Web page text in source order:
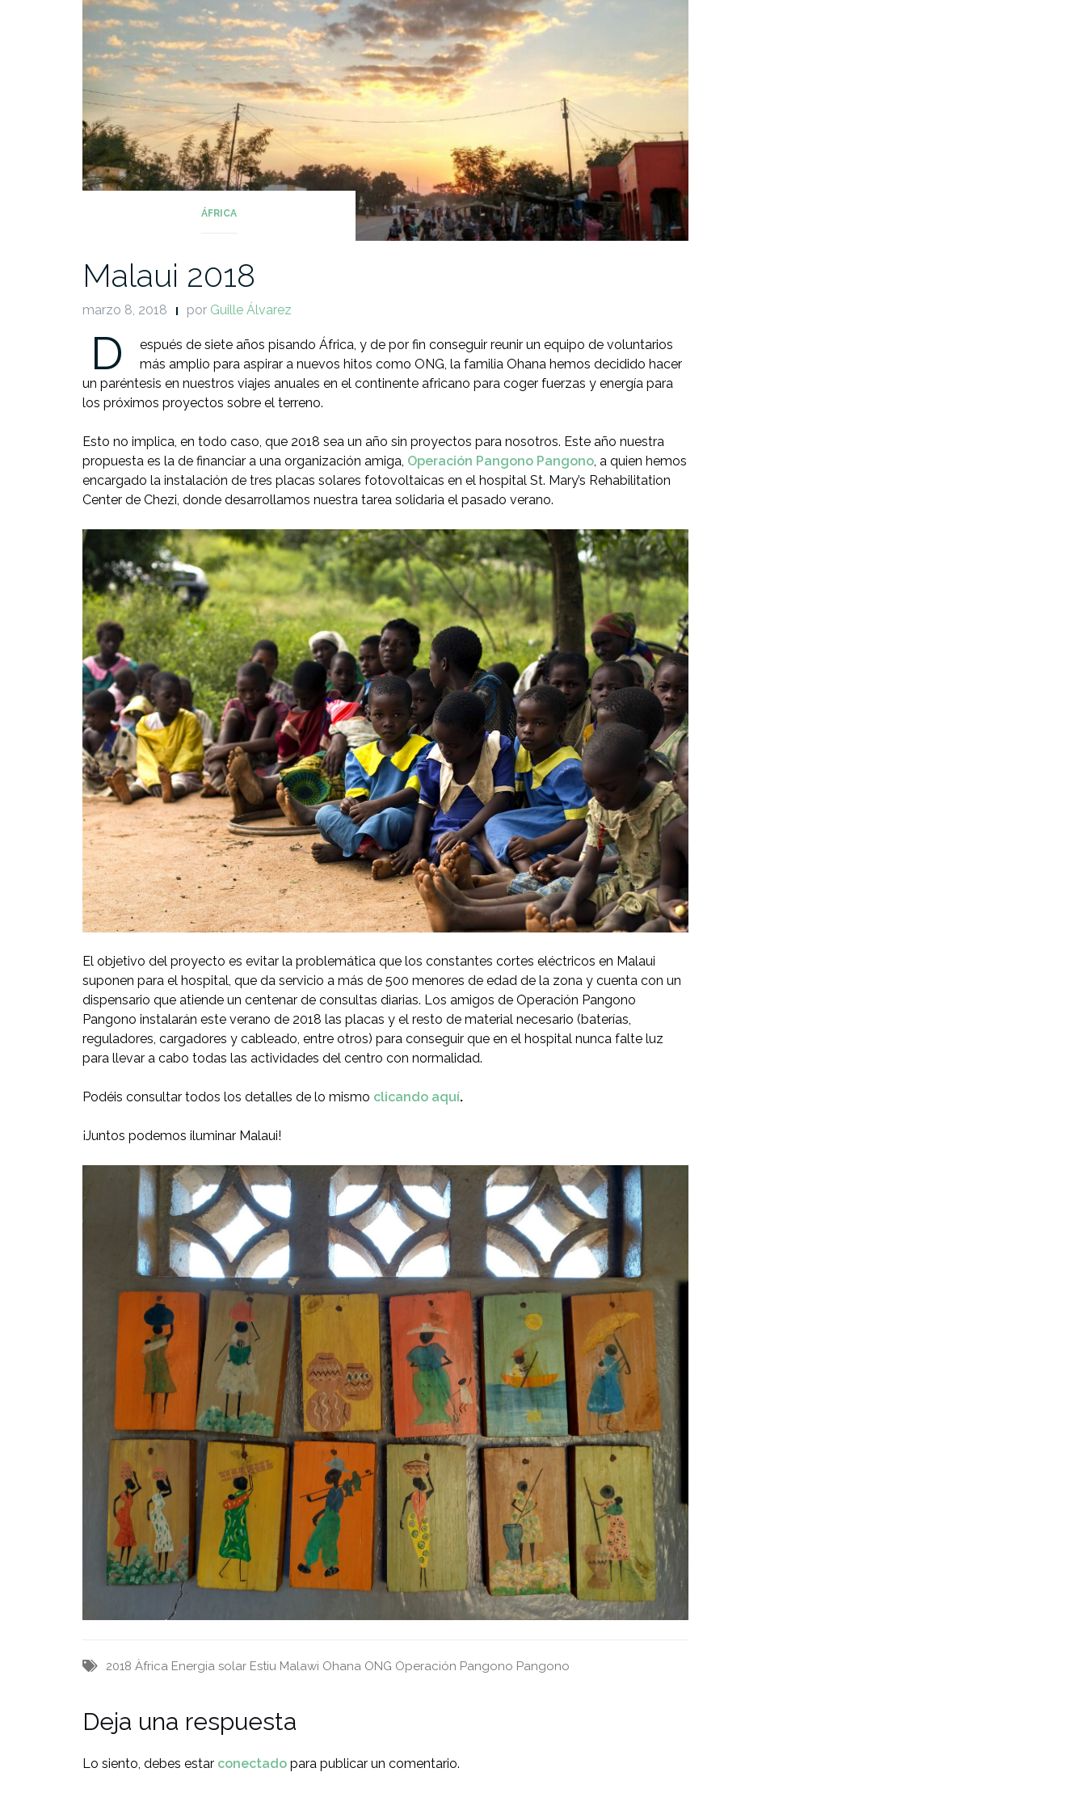
ÁFRICA
Malaui 2018
marzo 8, 2018 por Guille Álvarez
D
espués de siete años pisando África, y de por fin conseguir reunir un equipo de voluntarios
más amplio para aspirar a nuevos hitos como ONG, la familia Ohana hemos decidido hacer
un paréntesis en nuestros viajes anuales en el continente africano para coger fuerzas y energía para
los próximos proyectos sobre el terreno.
Esto no implica, en todo caso, que 2018 sea un año sin proyectos para nosotros. Este año nuestra
propuesta es la de financiar a una organización amiga, Operación Pangono Pangono , a quien hemos
encargado la instalación de tres placas solares fotovoltaicas en el hospital St. Mary’s Rehabilitation
Center de Chezi, donde desarrollamos nuestra tarea solidaria el pasado verano.
El objetivo del proyecto es evitar la problemática que los constantes cortes eléctricos en Malaui
suponen para el hospital, que da servicio a más de 500 menores de edad de la zona y cuenta con un
dispensario que atiende un centenar de consultas diarias. Los amigos de Operación Pangono
Pangono instalarán este verano de 2018 las placas y el resto de material necesario (baterías,
reguladores, cargadores y cableado, entre otros) para conseguir que en el hospital nunca falte luz
para llevar a cabo todas las actividades del centro con normalidad.
Podéis consultar todos los detalles de lo mismo clicando aquí.
¡Juntos podemos iluminar Malaui!
2018 Àfrica Energia solar Estiu Malawi Ohana ONG Operación Pangono Pangono
Deja una respuesta
Lo siento, debes estar conectado para publicar un comentario.